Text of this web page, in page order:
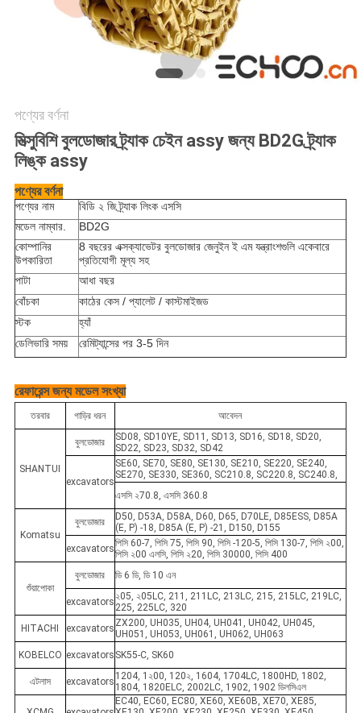
পণ্যের বর্ণনা
মিত্সুবিশি বুলডোজার ট্র্যাক চেইন assy জন্য BD2G ট্র্যাক
লিঙ্ক assy
পণ্যের বর্ণনা
পণ্যের নাম
বিডি ২ জি ট্র্যাক লিংক এসসি
মডেল নাম্বার.
BD2G
কোম্পানির
উপকারিতা
8 বছরের এক্সক্যাভেটর বুলডোজার জেনুইন ই এম যন্ত্রাংশগুলি একেবারে
প্রতিযোগী মূল্য সহ
পাটা
আধা বছর
বোঁচকা
কাঠের কেস / প্যালেট / কাস্টমাইজড
স্টক
হ্যাঁ
ডেলিভারি সময়
রেমিট্যান্সের পর 3-5 দিন
রেফারেন্স জন্য মডেল সংখ্যা
তরবার গাড়ির ধরন আবেদন
SHANTUI
বুলডোজার
SD08, SD10YE, SD11, SD13, SD16, SD18, SD20,
SD22, SD23, SD32, SD42
excavators
SE60, SE70, SE80, SE130, SE210, SE220, SE240,
SE270, SE330, SE360, SC210.8, SC220.8, SC240.8,
এসসি ২70.8, এসসি 360.8
Komatsu
বুলডোজার
D50, D53A, D58A, D60, D65, D70LE, D85ESS, D85A
(E, P) -18, D85A (E, P) -21, D150, D155
excavatorsপিসি 60-7, পিসি 75, পিসি 90, পিসি -120-5, পিসি 130-7, পিসি ২00,
পিসি ২00 এলসি, পিসি ২20, পিসি 30000, পিসি 400
শুঁয়াপোকা
বুলডোজার ডি 6 ডি, ডি 10 এন
excavators ২05, ২05LC, 211, 211LC, 213LC, 215, 215LC, 219LC,
225, 225LC, 320
HITACHI
excavators ZX200, UH035, UH04, UH041, UH042, UH045,
UH051, UH053, UH061, UH062, UH063
KOBELCO excavators SK55-C, SK60
এটলাস excavators 1204, 1২00, 120২, 1604, 1704LC, 1800HD, 1802,
1804, 1820ELC, 2002LC, 1902, 1902 ডিলসিএল
EC40, EC60, EC80, XE60, XE60B, XE70, XE85,